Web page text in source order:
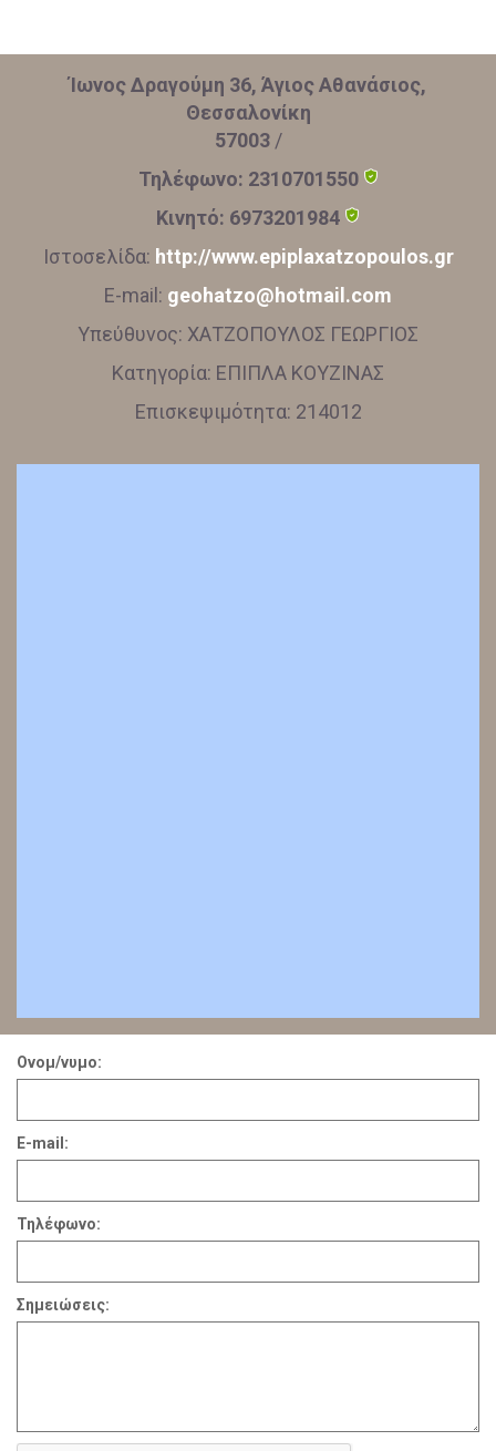
Ίωνος Δραγούμη 36, Άγιος Αθανάσιος,
Θεσσαλονίκη
57003/
Τηλέφωνο: 2310701550
Κινητό: 6973201984
Ιστοσελίδα: http://www.epiplaxatzopoulos.gr
E-mail: geohatzo@hotmail.com
Υπεύθυνος: ΧΑΤΖΟΠΟΥΛΟΣ ΓΕΩΡΓΙΟΣ
Κατηγορία: ΕΠΙΠΛΑ ΚΟΥΖΙΝΑΣ
Επισκεψιμότητα: 214012
Ονομ/νυμο:
E-mail:
Τηλέφωνο:
Σημειώσεις: